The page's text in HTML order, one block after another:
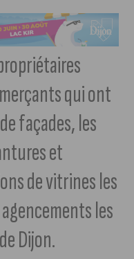
qui ont
façades, les
et
de vitrines les
les
Dijon.